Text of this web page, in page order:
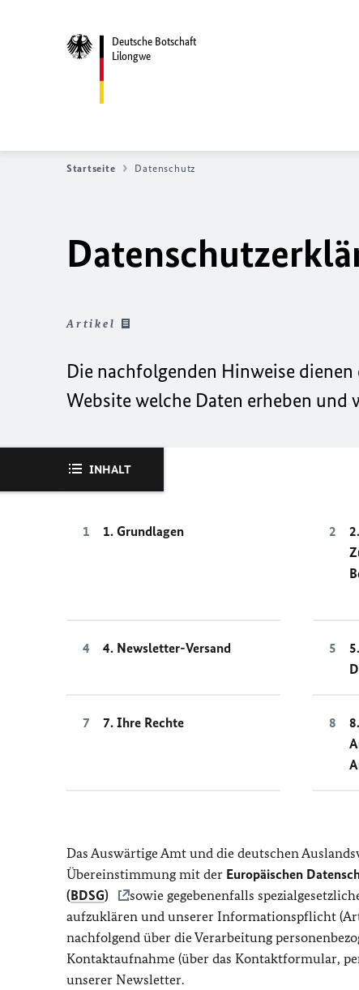
Deutsche Botschaft
Lilongwe
Startseite Datenschutz
Artikel
Die nachfolgenden Hinweise
Website welche Daten erheben und
INHALT
1. Grundlagen
4. Newsletter-Versand
7. Ihre Rechte
Das Auswärtige Amt und die deutschen
Übereinstimmung mit der Europäischen
(BDSG)
sowie gegebenenfalls
aufzuklären und unserer Informationspflicht
nachfolgend über die Verarbeitung
Kontaktaufnahme (über das Kontaktformular,
unserer Newsletter.